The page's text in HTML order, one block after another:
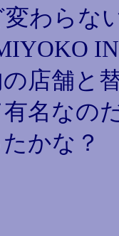
わらな
店舗と
名なの
かな？